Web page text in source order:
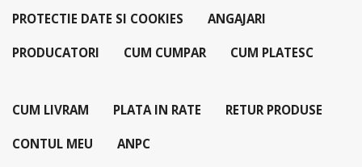
PROTECTIE DATE SI COOKIES ANGAJARI
PRODUCATORI CUM CUMPAR CUM PLATESC
CUM LIVRAM PLATA IN RATE RETUR PRODUSE
CONTUL MEU ANPC